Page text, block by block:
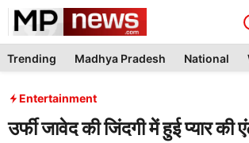
Skip
content
Trending Madhya Pradesh National
Entertainment
उर्फी जावेद की जिंदगी में हुई प्यार की